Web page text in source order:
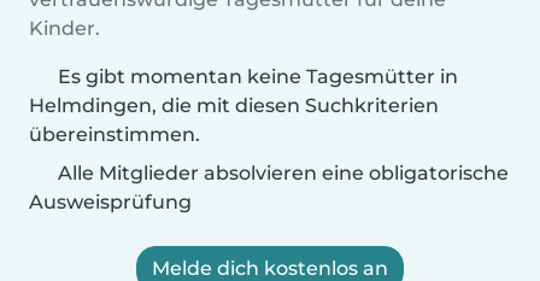
Kinder.
Es gibt momentan keine Tagesmütter in
Helmdingen, die mit diesen Suchkriterien
übereinstimmen.
Alle Mitglieder absolvieren eine obligatorische
Ausweisprüfung
Melde dich kostenlos an